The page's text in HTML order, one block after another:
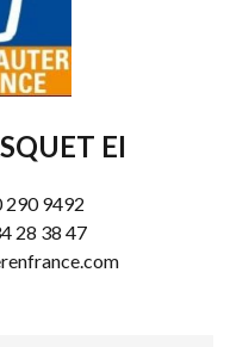
EI
290 9492
28 38 47